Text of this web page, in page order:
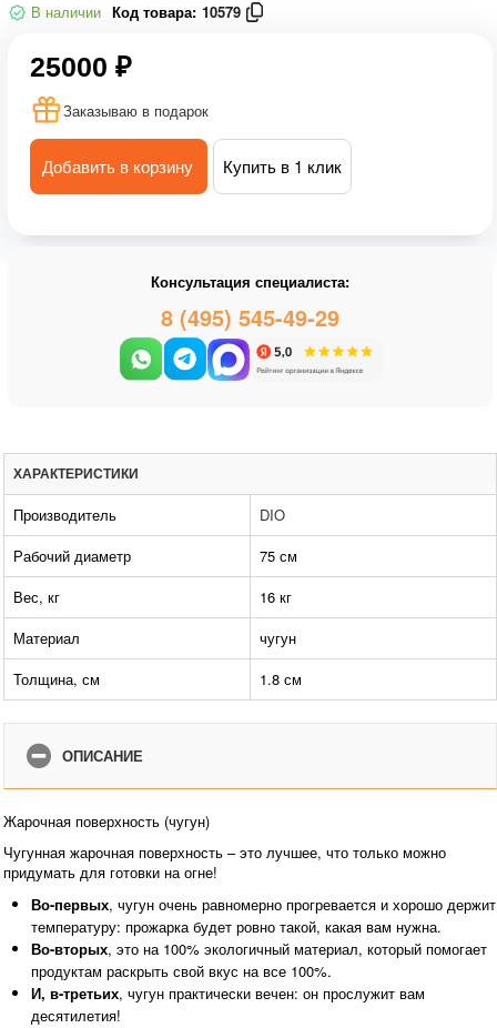
В наличии Код товара: 10579
25000 ₽
Заказываю в подарок
Добавить в корзину Купить в 1 клик
Консультация специалиста:
8 (495) 545-49-29
ХАРАКТЕРИСТИКИ
Производитель
DIO
Рабочий диаметр
75 см
Вес, кг
16 кг
Материал
чугун
Толщина, см
1.8 см
ОПИСАНИЕ
Жарочная поверхность (чугун)
Чугунная жарочная поверхность – это лучшее, что только можно
придумать для готовки на огне!
Во-первых, чугун очень равномерно прогревается и хорошо держит
температуру: прожарка будет ровно такой, какая вам нужна.
Во-вторых, это на 100% экологичный материал, который помогает
продуктам раскрыть свой вкус на все 100%.
И, в-третьих, чугун практически вечен: он прослужит вам
десятилетия!